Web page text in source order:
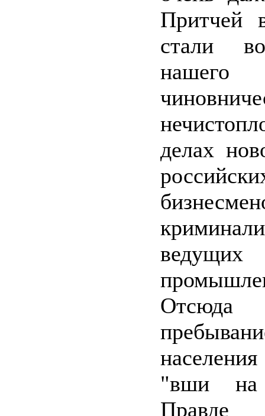
Притчей
стали
нашего
делах
ведущих
"вши на